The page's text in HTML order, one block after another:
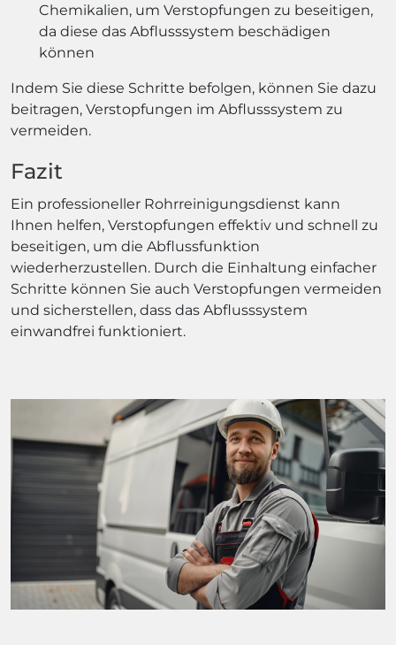
Chemikalien, um Verstopfungen zu beseitigen,
da diese das Abflusssystem beschädigen
können
Indem Sie diese Schritte befolgen, können Sie dazu
beitragen, Verstopfungen im Abflusssystem zu
vermeiden.
Fazit
Ein professioneller Rohrreinigungsdienst kann
Ihnen helfen, Verstopfungen effektiv und schnell zu
beseitigen, um die Abflussfunktion
wiederherzustellen. Durch die Einhaltung einfacher
Schritte können Sie auch Verstopfungen vermeiden
und sicherstellen, dass das Abflusssystem
einwandfrei funktioniert.